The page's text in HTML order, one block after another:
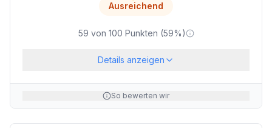
Ausreichend
59 von 100 Punkten (59%)
Details anzeigen
So bewerten wir